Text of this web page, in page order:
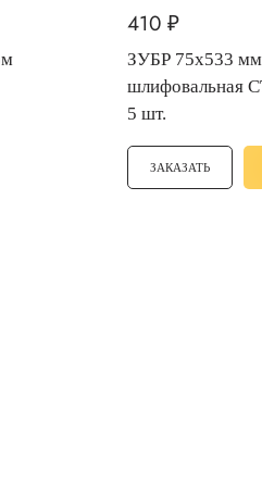
410 ₽
ЗУБР 75х533
5 шт.
ЗАКАЗАТЬ